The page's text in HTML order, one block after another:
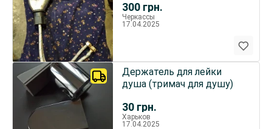
300 грн.
Черкассы
17.04.2025
30 грн.
Держатель для лейки
душа (тримач для душу)
Харьков
17.04.2025